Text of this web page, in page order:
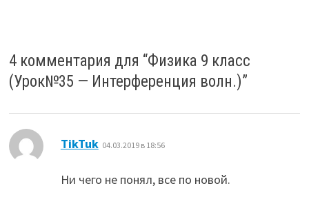
4 комментария для “Физика 9 класс
(Урок№35 — Интерференция волн.)”
TikTuk: 04.03.2019 в 18:56
Ни чего не понял, все по новой.